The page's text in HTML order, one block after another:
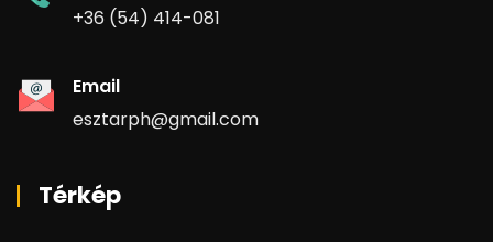
+36 (54) 414-081
Email
esztarph@gmail.com
Térkép